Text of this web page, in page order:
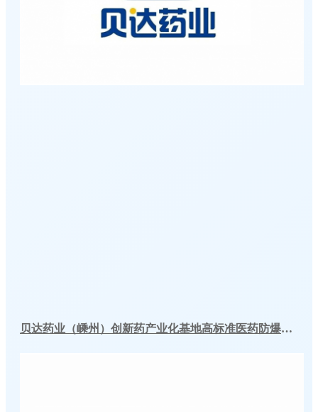
贝达药业（嵊州）创新药产业化基地高标准医药防爆冷库建造工程案例